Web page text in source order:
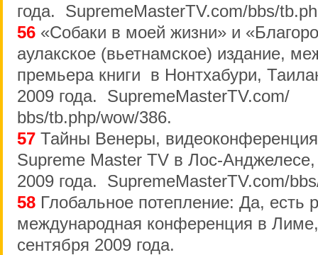
года. SupremeMasterTV.com/bbs/
56 «Собаки в моей жизни» и
аулакское (вьетнамское) издание,
премьера книги в Нонтхабури,
2009 года. SupremeMasterTV.com/
bbs/tb.php/wow/386.
57 Тайны Венеры,
Supreme Master TV в Лос-
2009 года. SupremeMasterTV.com/
58 Глобальное потепление: Да, есть
международная конференция в
сентября 2009 года.